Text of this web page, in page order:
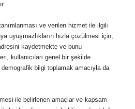
ve verilen hizmet ile ilgili
uyuşmazlıkların hızla çözülmesi için,
kaydetmekte ve bunu
kullanıcıları genel bir şekilde
bilgi toplamak amacıyla da
ile belirlenen amaçlar ve kapsam